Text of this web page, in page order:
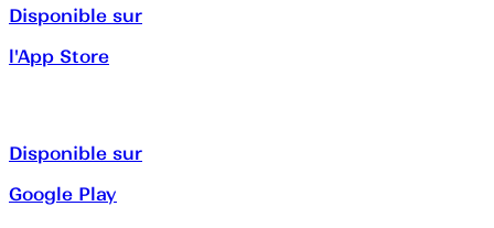
Disponible sur
l'App Store
Disponible sur
Google Play